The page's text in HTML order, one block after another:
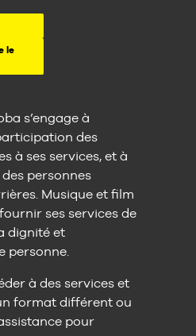
le
s’engage à
des
à ses services, et à
personnes
Musique et film
ses services de
dignité et
personne.
à des services et
format différent ou
pour